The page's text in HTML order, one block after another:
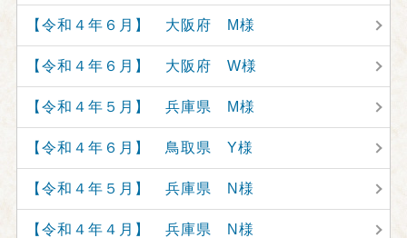
【令和４年６月】 大阪府 M様
【令和４年６月】 大阪府 W様
【令和４年５月】 兵庫県 M様
【令和４年６月】 鳥取県 Y様
【令和４年５月】 兵庫県 N様
【令和４年４月】 兵庫県 N様